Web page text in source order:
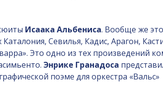
Исаака Альбениса. Вообще же это
Севилья, Кадис, Арагон,
Это одно из тех произведений
Энрике Гранадоса
поэме для оркестра «Вальс»